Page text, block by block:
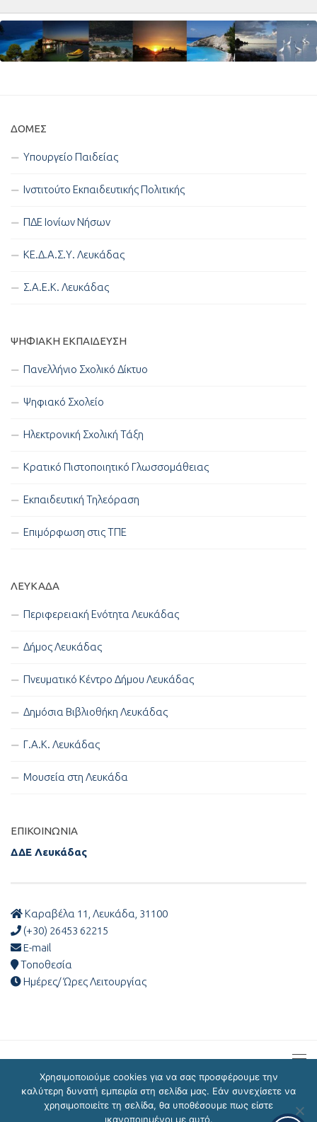
ΔΟΜΈΣ
Υπουργείο Παιδείας
Ινστιτούτο Εκπαιδευτικής Πολιτικής
ΠΔΕ Ιονίων Νήσων
ΚΕ.Δ.Α.Σ.Υ. Λευκάδας
Σ.Α.Ε.Κ. Λευκάδας
ΨΗΦΙΑΚΉ ΕΚΠΑΊΔΕΥΣΗ
Πανελλήνιο Σχολικό Δίκτυο
Ψηφιακό Σχολείο
Ηλεκτρονική Σχολική Τάξη
Κρατικό Πιστοποιητικό Γλωσσομάθειας
Εκπαιδευτική Τηλεόραση
Επιμόρφωση στις ΤΠΕ
ΛΕΥΚΑΔΑ
Περιφερειακή Ενότητα Λευκάδας
Δήμος Λευκάδας
Πνευματικό Κέντρο Δήμου Λευκάδας
Δημόσια Βιβλιοθήκη Λευκάδας
Γ.Α.Κ. Λευκάδας
Μουσεία στη Λευκάδα
ΕΠΙΚΟΙΝΩΝΊΑ
ΔΔΕ Λευκάδας
Καραβέλα 11, Λευκάδα, 31100
(+30) 26453 62215
E-mail
Τοποθεσία
Ημέρες/ Ώρες Λειτουργίας
ΔΔΕ Λευκάδας © 2026
Χρησιμοποιούμε cookies για να σας προσφέρουμε την
καλύτερη δυνατή εμπειρία στη σελίδα μας. Εάν συνεχίσετε να
χρησιμοποιείτε τη σελίδα, θα υποθέσουμε πως είστε
ικανοποιημένοι με αυτό.